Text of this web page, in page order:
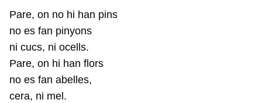
Pare, on no hi han pins
no es fan pinyons
ni cucs, ni ocells.
Pare, on hi han flors
no es fan abelles,
cera, ni mel.